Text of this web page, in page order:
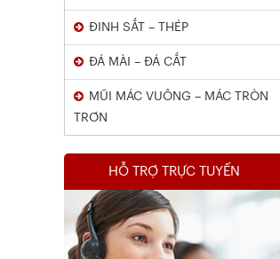
ĐINH SẮT – THÉP
ĐÁ MÀI – ĐÁ CẮT
MŨI MÁC VUÔNG – MÁC TRÒN
TRƠN
HỖ TRỢ TRỰC TUYẾN
Nóng
Kết Quả Thử Nghiệm Lưới Tô Tường